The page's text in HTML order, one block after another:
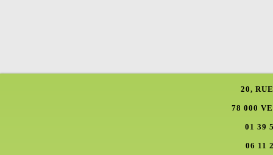
20,
78 000
01 39
06 11